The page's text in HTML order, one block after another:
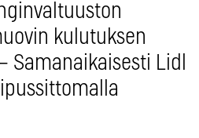
kulutuksen
Samanaikaisesti Lidl